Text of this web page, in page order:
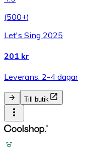
(500+)
Let's Sing 2025
201 kr
Leverans: 2-4 dagar
Till butik